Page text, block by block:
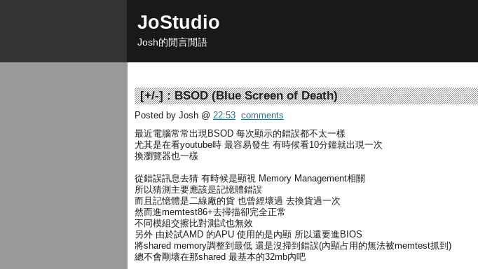
JoStudio
Josh的閒言閒語
[+/-] :BSOD (Blue Screen of Death)
Posted by Josh @ 22:53 comments
最近電腦常常出現BSOD 每次顯示的錯誤都不太一樣
尤其是在看youtube時 最容易發生 有時候看10分鐘就出現一次
換瀏覽器也一樣
從錯誤訊息去猜 有時候是顯視 Memory Management相關
所以猜測主要應該是記憶體錯誤
而且記憶體是二線廠的貨 也曾經壞過 去換貨過一次
然而進memtest86+去掃描卻完全正常
不同模組交擦比對測試也無效
另外 由於試AMD 的APU 使用的是內顯 所以還要進BIOS
將shared memory調整到最低 還是沒掃到錯誤(內顯占用的無法被memtest抓到)
總不會剛壞在那shared 最基本的32mb內吧